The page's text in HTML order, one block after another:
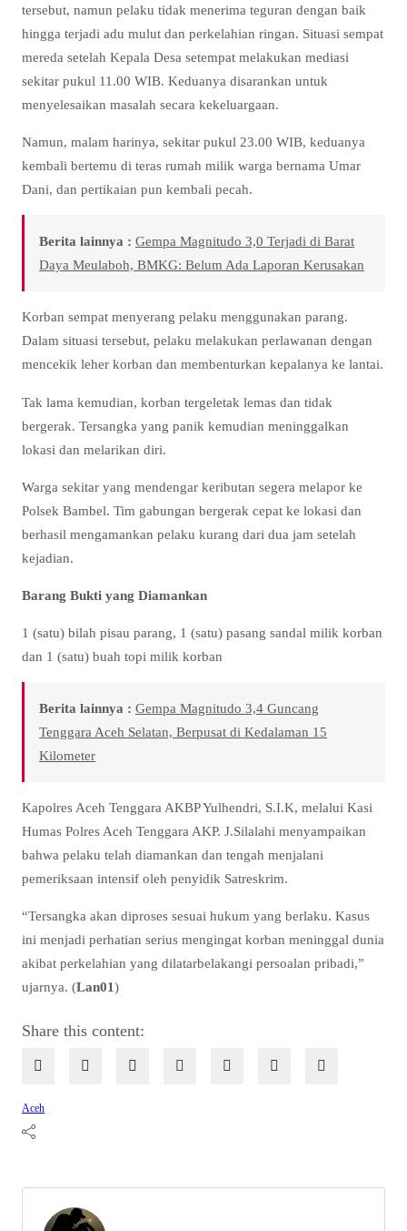
tersebut, namun pelaku tidak menerima teguran dengan baik
hingga terjadi adu mulut dan perkelahian ringan. Situasi sempat
mereda setelah Kepala Desa setempat melakukan mediasi
sekitar pukul 11.00 WIB. Keduanya disarankan untuk
menyelesaikan masalah secara kekeluargaan.
Namun, malam harinya, sekitar pukul 23.00 WIB, keduanya
kembali bertemu di teras rumah milik warga bernama Umar
Dani, dan pertikaian pun kembali pecah.
Berita lainnya : Gempa Magnitudo 3,0 Terjadi di Barat
Daya Meulaboh, BMKG: Belum Ada Laporan Kerusakan
Korban sempat menyerang pelaku menggunakan parang.
Dalam situasi tersebut, pelaku melakukan perlawanan dengan
mencekik leher korban dan membenturkan kepalanya ke lantai.
Tak lama kemudian, korban tergeletak lemas dan tidak
bergerak. Tersangka yang panik kemudian meninggalkan
lokasi dan melarikan diri.
Warga sekitar yang mendengar keributan segera melapor ke
Polsek Bambel. Tim gabungan bergerak cepat ke lokasi dan
berhasil mengamankan pelaku kurang dari dua jam setelah
kejadian.
Barang Bukti yang Diamankan
1 (satu) bilah pisau parang, 1 (satu) pasang sandal milik korban
dan 1 (satu) buah topi milik korban
Berita lainnya : Gempa Magnitudo 3,4 Guncang
Tenggara Aceh Selatan, Berpusat di Kedalaman 15
Kilometer
Kapolres Aceh Tenggara AKBP Yulhendri, S.I.K, melalui Kasi
Humas Polres Aceh Tenggara AKP. J.Silalahi menyampaikan
bahwa pelaku telah diamankan dan tengah menjalani
pemeriksaan intensif oleh penyidik Satreskrim.
“Tersangka akan diproses sesuai hukum yang berlaku. Kasus
ini menjadi perhatian serius mengingat korban meninggal dunia
akibat perkelahian yang dilatarbelakangi persoalan pribadi,”
ujarnya. (Lan01)
Share this content:
Aceh